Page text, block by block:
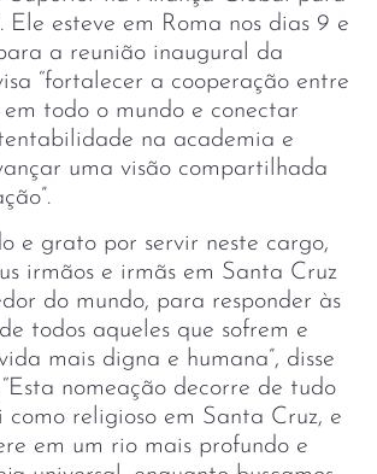
Ele esteve em Roma nos dias 9 e
a reunião inaugural da
“fortalecer a cooperação entre
em todo o mundo e conectar
na academia e
uma visão compartilhada
e grato por servir neste cargo,
irmãos e irmãs em Santa Cruz
do mundo, para responder às
todos aqueles que sofrem e
mais digna e humana”, disse
nomeação decorre de tudo
como religioso em Santa Cruz, e
em um rio mais profundo e